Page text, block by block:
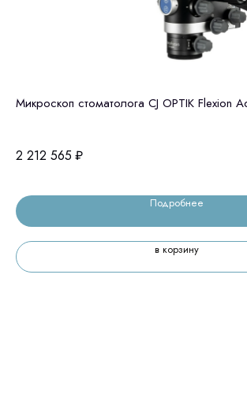
Микроскоп стоматолога CJ OPTIK Flexion
2 212 565 ₽
Подробнее
в корзину